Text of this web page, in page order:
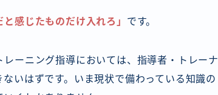
と感じたものだけ入れろ」 です。
ーニング指導においては、指導者・トレーナ
いはずです。いま現状で備わっている知識の